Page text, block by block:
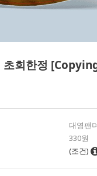
초회한정
대영팬
330원
(조건)